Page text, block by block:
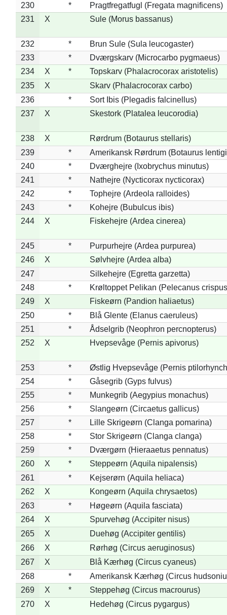
230
*
Pragtfregatfugl (Fregata magnificens)
231
X Sule (Morus bassanus)
232 *
Brun Sule (Sula leucogaster)
233
*
Dværgskarv (Microcarbo pygmaeus)
234
X *
Topskarv (Phalacrocorax aristotelis)
235
X
Skarv (Phalacrocorax carbo)
236
*
Sort Ibis (Plegadis falcinellus)
237
X Skestork (Platalea leucorodia)
238 X
Rørdrum (Botaurus stellaris)
239
*
Amerikansk Rørdrum (Botaurus
240
*
Dværghejre (Ixobrychus minutus)
241
*
Nathejre (Nycticorax nycticorax)
242
*
Tophejre (Ardeola ralloides)
243
*
Kohejre (Bubulcus ibis)
244
X Fiskehejre (Ardea cinerea)
245 *
Purpurhejre (Ardea purpurea)
246
X
Sølvhejre (Ardea alba)
247
Silkehejre (Egretta garzetta)
248
*
Krøltoppet Pelikan (Pelecanus
249
X
Fiskeørn (Pandion haliaetus)
250
*
Blå Glente (Elanus caeruleus)
251
*
Ådselgrib (Neophron percnopterus)
252
X Hvepsevåge (Pernis apivorus)
253 *
Østlig Hvepsevåge (Pernis
254
*
Gåsegrib (Gyps fulvus)
255
*
Munkegrib (Aegypius monachus)
256
*
Slangeørn (Circaetus gallicus)
257
*
Lille Skrigeørn (Clanga pomarina)
258
*
Stor Skrigeørn (Clanga clanga)
259
*
Dværgørn (Hieraaetus pennatus)
260
X *
Steppeørn (Aquila nipalensis)
261
*
Kejserørn (Aquila heliaca)
262
X
Kongeørn (Aquila chrysaetos)
263
*
Høgeørn (Aquila fasciata)
264
X
Spurvehøg (Accipiter nisus)
265
X
Duehøg (Accipiter gentilis)
266
X
Rørhøg (Circus aeruginosus)
267
X
Blå Kærhøg (Circus cyaneus)
268
*
Amerikansk Kærhøg (Circus
269
X *
Steppehøg (Circus macrourus)
270
X Hedehøg (Circus pygargus)